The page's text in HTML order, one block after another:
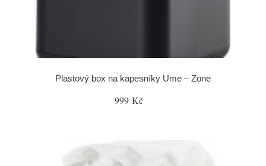
Plastový box na kapesníky Ume – Zone
999 Kč